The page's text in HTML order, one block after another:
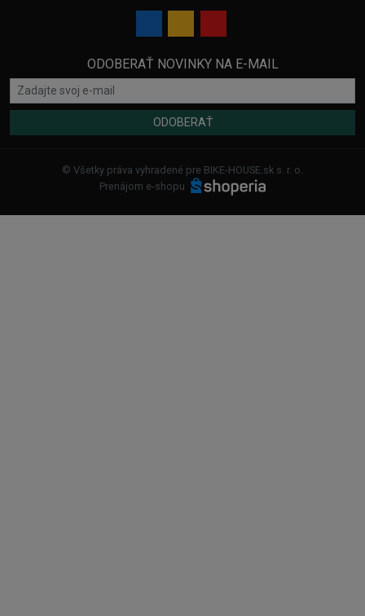
ODOBERAŤ NOVINKY NA E-MAIL
ODOBERAŤ
© Všetky práva vyhradené pre BIKE-HOUSE.sk s. r. o.
Prenájom e-shopu